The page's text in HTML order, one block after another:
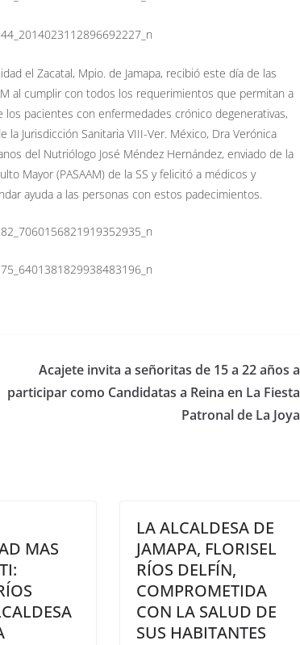
el Zacatal, Mpio. de Jamapa, recibió este día de las
al cumplir con todos los requerimientos que permitan a
pacientes con enfermedades crónico degenerativas,
Jurisdicción Sanitaria VIII-Ver. México, Dra Verónica
del Nutriólogo José Méndez Hernández, enviado de la
Mayor (PASAAM) de la SS y felicitó a médicos y
ayuda a las personas con estos padecimientos.
Acajete invita a señoritas de 15 a 22 años a
participar como Candidatas a Reina en La Fiesta
Patronal de La Joya
MAS
LA ALCALDESA DE
JAMAPA, FLORISEL
RÍOS DELFÍN,
COMPROMETIDA
CON LA SALUD DE
SUS HABITANTES